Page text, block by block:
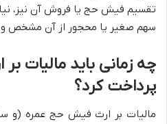
تقسیم فیش حج یا فروش آن نیز،
سهم صغیر یا محجور از آن مشخص و
چه زمانی باید مالیات
پرداخت کرد؟
مالیات بر ارث فیش حج عمره (و